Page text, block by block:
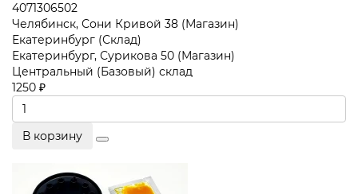
4071306502
Челябинск, Сони Кривой 38 (Магазин)
Екатеринбург (Склад)
Екатеринбург, Сурикова 50 (Магазин)
Центральный (Базовый) склад
1250 ₽
В корзину